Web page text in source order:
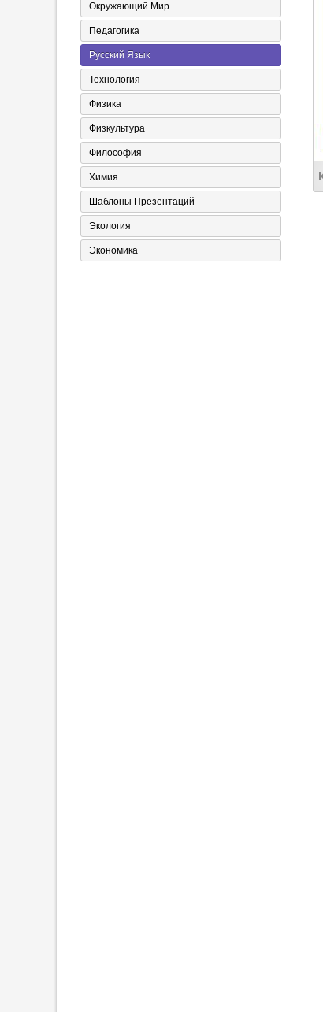
Окружающий Мир
Педагогика
Русский Язык
Технология
Физика
Физкультура
Философия
Химия
Шаблоны Презентаций
Экология
Экономика